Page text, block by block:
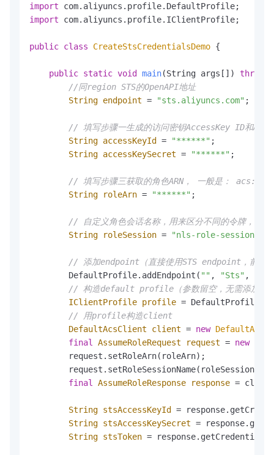
import
import com.aliyuncs.profile.IClientProfile;
public class CreateStsCredentialsDemo {
public static void main(String args[]) throws
//同region STS的OpenAPI地址
String endpoint = "sts.aliyuncs.com" ;
// 填写步骤一生成的访问密钥AccessKey ID和
String accessKeyId = "******" ;
String accessKeySecret = "******" ;
// 填写步骤三获取的角色ARN， 一般是：
String
roleArn = "******" ;
// 自定义角色会话名称，用来区分不同的令牌，
String
roleSession = "nls-role-session-99"
// 添加endpoint（直接使用STS endpoint，前两
        DefaultProfile.addEndpoint(
"" , "Sts" ,
// 构造default profile（参数留空，无需添加
IClientProfile profile =
// 用profile构造client
DefaultAcsClient
client = new
final
AssumeRoleRequest request = new
        request.setRoleArn(roleArn);
        request.setRoleSessionName(roleSession);
final
AssumeRoleResponse response =
String stsAccessKeyId =
String stsAccessKeySecret =
String stsToken =